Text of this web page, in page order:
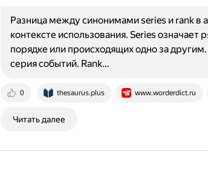
0 thesaurus.plus www.worderdict.ru
Разница между синонимами series и rank в
контексте использования. Series
порядке или происходящих одно за
серия событий. Rank…
Читать далее